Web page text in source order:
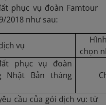
phục vụ đoàn Famtour
2018 như sau:
vụ
chọn
phục vụ đoàn
Nhật Bản tháng
cầu của gói dịch vụ: từ